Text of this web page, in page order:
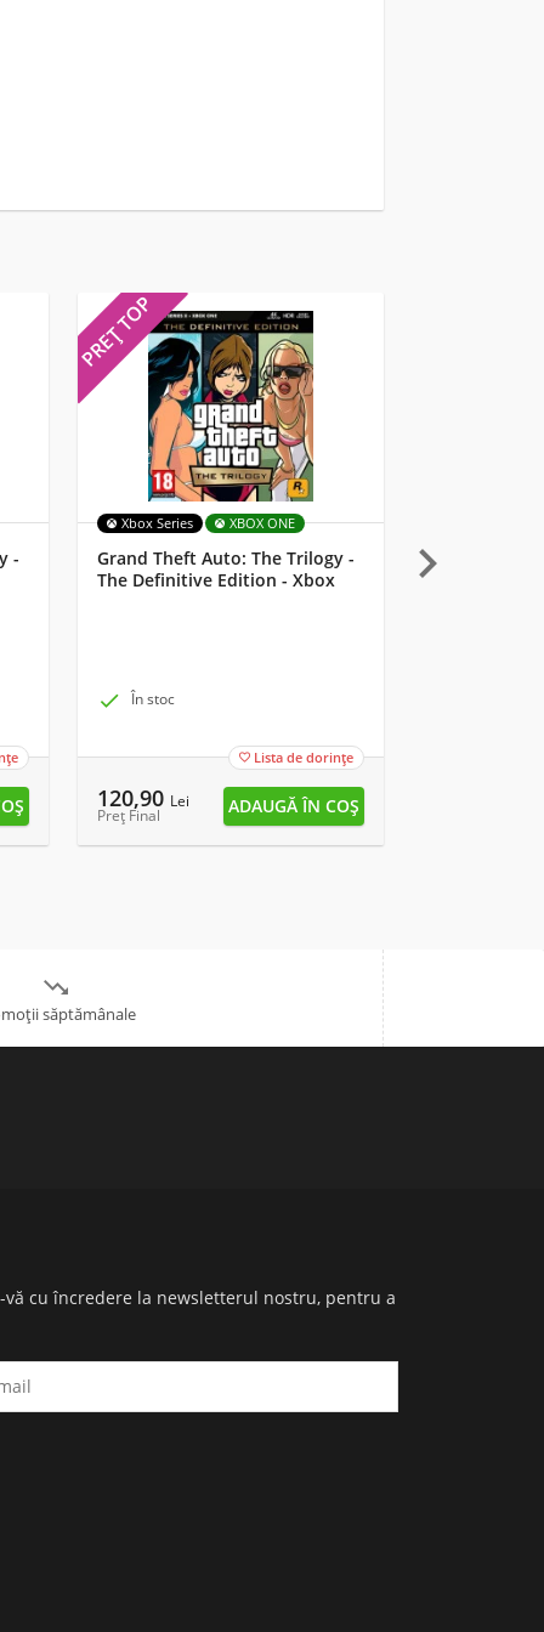
-
PREȚ TOP
Xbox Series XBOX ONE
Grand Theft Auto: The Trilogy -
The Definitive Edition - Xbox
 În stoc
 Lista de dorințe
120,90 Lei
Preț Final
Starlink:


săptămânale
cu încredere la newsletterul nostru, pentru a